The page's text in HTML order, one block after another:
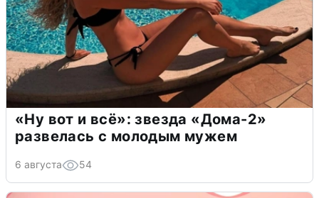
«Ну вот и всё»: звезда «Дома-2»
развелась с молодым мужем
6 августа 54